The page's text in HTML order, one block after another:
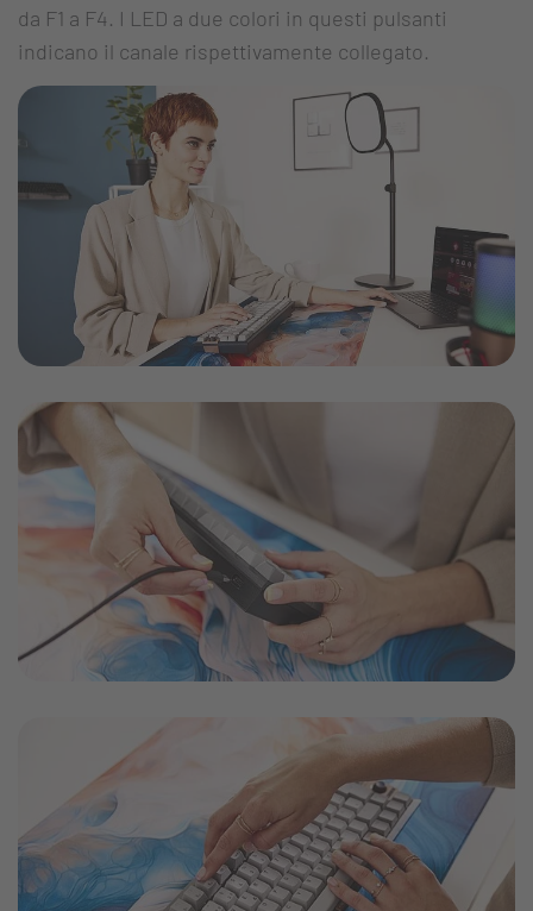
da F1 a F4. I LED a due colori in questi pulsanti
indicano il canale rispettivamente collegato.